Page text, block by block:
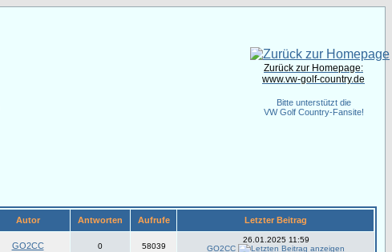
Zurück zur Homepage:
www.vw-golf-country.de
Bitte unterstützt die
VW Golf Country-Fansite!
Autor Antworten Aufrufe Letzter Beitrag
GO2CC 0 58039
26.01.2025 11:59
GO2CC